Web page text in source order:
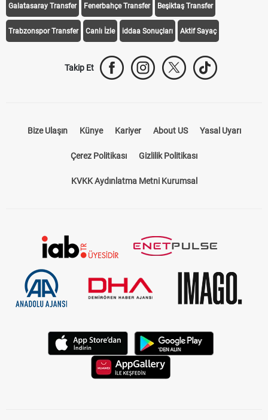
Galatasaray Transfer Fenerbahçe Transfer Beşiktaş Transfer
Trabzonspor Transfer Canlı İzle iddaa Sonuçları Aktif Sayaç
Takip Et
Bize Ulaşın Künye Kariyer About US Yasal Uyarı
Çerez Politikası Gizlilik Politikası
KVKK Aydınlatma Metni Kurumsal